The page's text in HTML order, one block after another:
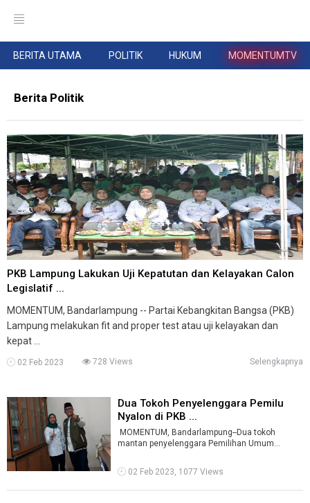
BERITA UTAMA POLITIK HUKUM MOMENTUMTV
Berita Politik
PKB Lampung Lakukan Uji Kepatutan dan Kelayakan Calon
Legislatif ...
MOMENTUM, Bandarlampung -- Partai Kebangkitan Bangsa (PKB)
Lampung melakukan fit and proper test atau uji kelayakan dan
kepat ...
02 Feb 2023 728 Views Selengkapnya
Dua Tokoh Penyelenggara Pemilu
Nyalon di PKB ...
MOMENTUM, Bandarlampung--Dua tokoh
mantan penyelenggara Pemilihan Umum
Kebangkitan B ...
02 Feb 2023, 1077 Views